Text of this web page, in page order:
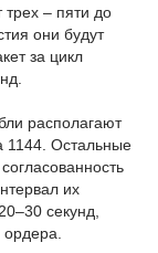
трех – пяти до
они будут
за цикл
располагают
1144. Остальные
их
секунд,